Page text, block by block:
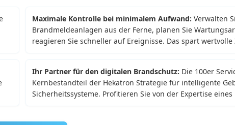
Maximale Kontrolle bei minimalem Aufwand: Verwalten
Brandmeldeanlagen aus der Ferne, planen Sie
reagieren Sie schneller auf Ereignisse. Das spart wertvolle
Ihr Partner für den digitalen Brandschutz: Die 100er
Kernbestandteil der Hekatron Strategie für intelligente
Sicherheitssysteme. Profitieren Sie von der Expertise